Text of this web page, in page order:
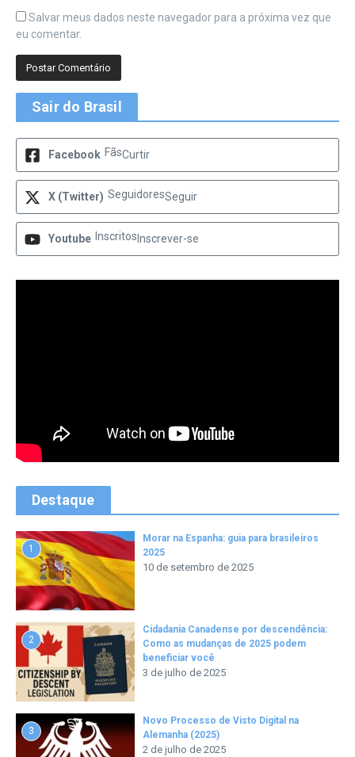
Salvar meus dados neste navegador para a próxima vez que
eu comentar.
Sair do Brasil
Facebook FãsCurtir
X (Twitter) SeguidoresSeguir
Youtube Inscritos Inscrever-se
Destaque
1
Morar na Espanha: guia para brasileiros
2025
10 de setembro de 2025
2
Cidadania Canadense por descendência:
Como as mudanças de 2025 podem
beneficiar você
3 de julho de 2025
3
Novo Processo de Visto Digital na
Alemanha (2025)
2 de julho de 2025